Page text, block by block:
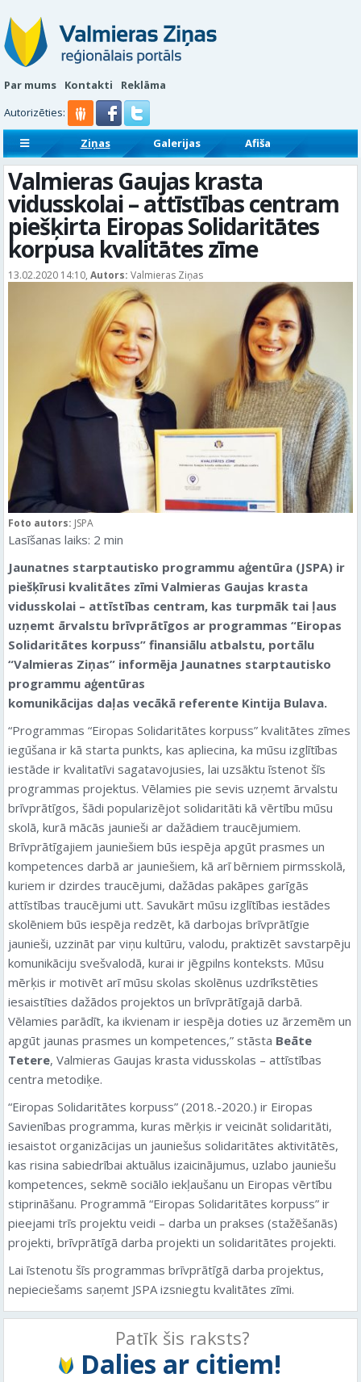
Par mums Kontakti
Reklāma
Autorizēties:
Ziņas Galerijas
Afiša
Sludinājumi
Reklāmraksti
Valmieras Gaujas krasta
vidusskolai – attīstības centram
piešķirta Eiropas Solidaritātes
korpusa kvalitātes zīme
13.02.2020 14:10, Autors: Valmieras Ziņas
Foto autors: JSPA
Lasīšanas laiks: 2 min
Jaunatnes starptautisko programmu aģentūra (JSPA) ir
piešķīrusi kvalitātes zīmi Valmieras Gaujas krasta
vidusskolai – attīstības centram, kas turpmāk tai ļaus
uzņemt ārvalstu brīvprātīgos ar programmas “Eiropas
Solidaritātes korpuss” finansiālu atbalstu, portālu
“Valmieras Ziņas” informēja Jaunatnes starptautisko
programmu aģentūras
komunikācijas daļas vecākā referente Kintija Bulava.
“Programmas “Eiropas Solidaritātes korpuss” kvalitātes zīmes
iegūšana ir kā starta punkts, kas apliecina, ka mūsu izglītības
iestāde ir kvalitatīvi sagatavojusies, lai uzsāktu īstenot šīs
programmas projektus. Vēlamies pie sevis uzņemt ārvalstu
brīvprātīgos, šādi popularizējot solidaritāti kā vērtību mūsu
skolā, kurā mācās jaunieši ar dažādiem traucējumiem.
Brīvprātīgajiem jauniešiem būs iespēja apgūt prasmes un
kompetences darbā ar jauniešiem, kā arī bērniem pirmsskolā,
kuriem ir dzirdes traucējumi, dažādas pakāpes garīgās
attīstības traucējumi utt. Savukārt mūsu izglītības iestādes
skolēniem būs iespēja redzēt, kā darbojas brīvprātīgie
jaunieši, uzzināt par viņu kultūru, valodu, praktizēt savstarpēju
komunikāciju svešvalodā, kurai ir jēgpilns konteksts. Mūsu
mērķis ir motivēt arī mūsu skolas skolēnus uzdrīkstēties
iesaistīties dažādos projektos un brīvprātīgajā darbā.
Vēlamies parādīt, ka ikvienam ir iespēja doties uz ārzemēm un
apgūt jaunas prasmes un kompetences,” stāsta Beāte
Tetere, Valmieras Gaujas krasta vidusskolas – attīstības
centra metodiķe.
“Eiropas Solidaritātes korpuss” (2018.-2020.) ir Eiropas
Savienības programma, kuras mērķis ir veicināt solidaritāti,
iesaistot organizācijas un jauniešus solidaritātes aktivitātēs,
kas risina sabiedrībai aktuālus izaicinājumus, uzlabo jauniešu
kompetences, sekmē sociālo iekļaušanu un Eiropas vērtību
stiprināšanu. Programmā “Eiropas Solidaritātes korpuss” ir
pieejami trīs projektu veidi – darba un prakses (stažēšanās)
projekti, brīvprātīgā darba projekti un solidaritātes projekti.
Lai īstenotu šīs programmas brīvprātīgā darba projektus,
nepieciešams saņemt JSPA izsniegtu kvalitātes zīmi.
Patīk šis raksts?
Dalies ar citiem!